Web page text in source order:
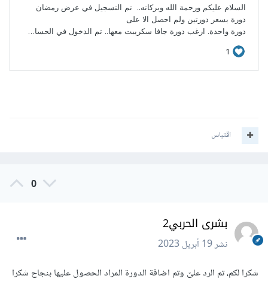
اقتباس
0
بشرى الحربي2
نشر19 أبريل 2023
شكرا لكم، تم الرد علىّ وتم اضافة الدورة المراد الحصول عليها بنجاح شكرا